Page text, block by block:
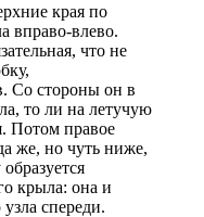
края по
вправо-влево.
что не
Со стороны он в
то ли на летучую
Потом правое
же, но чуть ниже,
крыла: она и
спереди.